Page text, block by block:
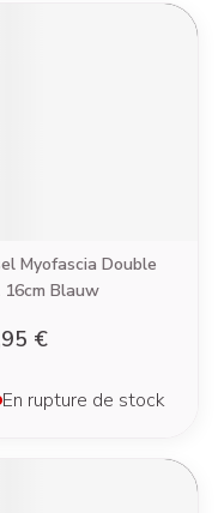
Myofascia Double
Blauw
€
En rupture de stock